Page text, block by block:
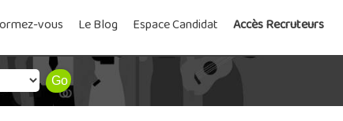
vous Le Blog Espace Candidat Accès Recruteurs